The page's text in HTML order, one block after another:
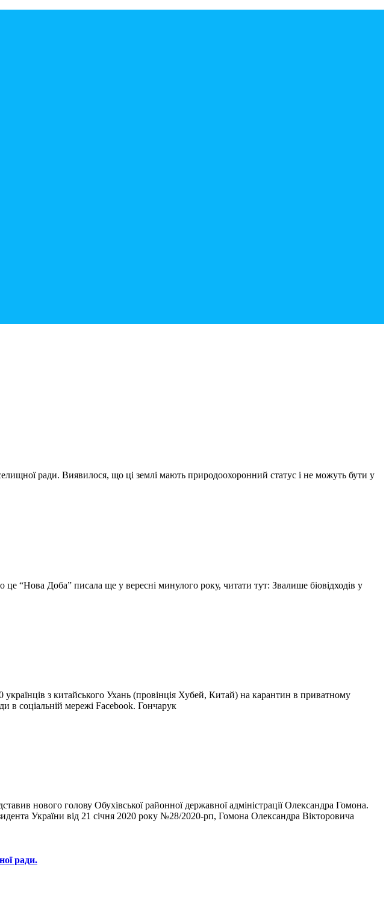
ради. Виявилося, що ці землі мають природоохоронний статус і не можуть бути у
“Нова Доба” писала ще у вересні минулого року, читати тут: Звалише біовідходів у
з китайського Ухань (провінція Хубей, Китай) на карантин в приватному
в соціальній мережі Facebook. Гончарук
нового голову Обухівської районної державної адміністрації Олександра Гомона.
України від 21 січня 2020 року №28/2020-рп, Гомона Олександра Вікторовича
ради.